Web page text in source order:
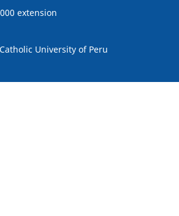
extension
University of Peru